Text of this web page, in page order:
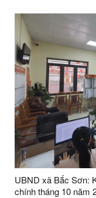
UBND xã Bắc Sơn:
chính tháng 10 năm